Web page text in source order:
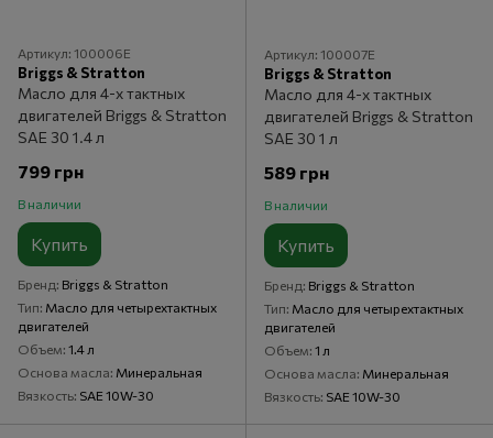
Артикул: 100006E
Briggs & Stratton
Масло для 4-х тактных
двигателей Briggs & Stratton
SAE 30 1.4 л
799 грн
В наличии
Купить
Бренд Briggs & Stratton
Тип Масло для четырехтактных
двигателей
Объем 1.4 л
Основа масла Минеральная
Вязкость SAE 10W-30
Артикул: 100007E
Briggs & Stratton
Масло для 4-х тактных
двигателей Briggs & Stratton
SAE 30 1 л
589 грн
В наличии
Купить
Бренд Briggs & Stratton
Тип Масло для четырехтактных
двигателей
Объем 1 л
Основа масла Минеральная
Вязкость SAE 10W-30